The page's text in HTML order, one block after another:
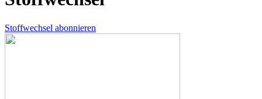
Stoffwechsel abonnieren